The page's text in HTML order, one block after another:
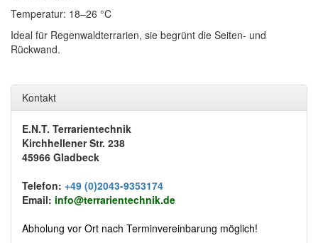
Temperatur: 18–26 °C
Ideal für Regenwaldterrarien, sie begrünt die Seiten- und
Rückwand.
Kontakt
E.N.T. Terrarientechnik
Kirchhellener Str. 238
45966 Gladbeck
Telefon: +49 (0)2043-9353174
Email: info@terrarientechnik.de
Abholung vor Ort nach Terminvereinbarung möglich!